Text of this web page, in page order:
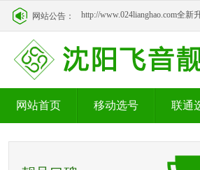
网站公告： http://www.024lianghao.com全新
网站首页 移动选号 联通